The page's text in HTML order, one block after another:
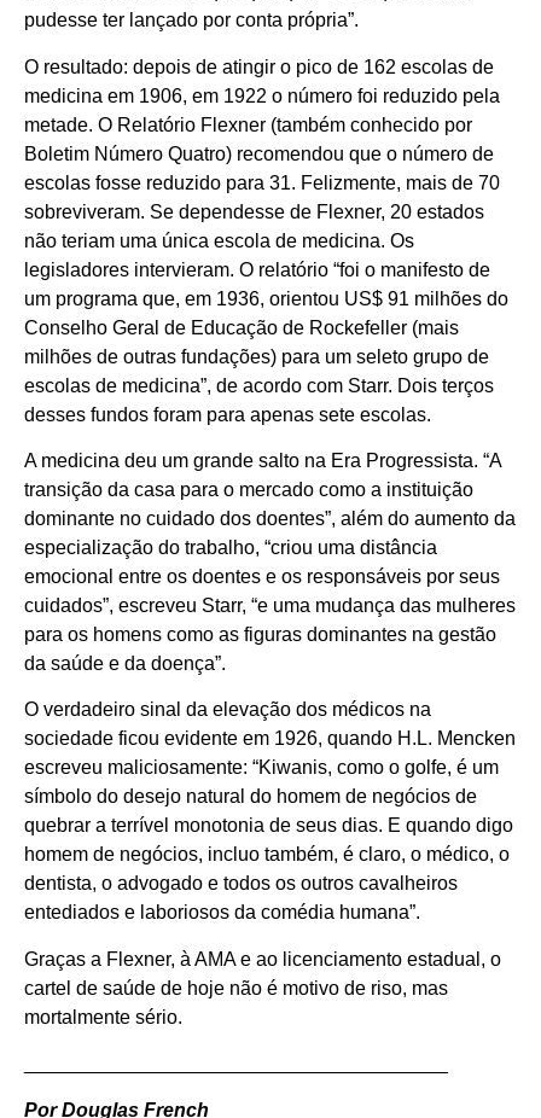
pudesse ter lançado por conta própria”.
O resultado: depois de atingir o pico de 162 escolas de
medicina em 1906, em 1922 o número foi reduzido pela
metade. O Relatório Flexner (também conhecido por
Boletim Número Quatro) recomendou que o número de
escolas fosse reduzido para 31. Felizmente, mais de 70
sobreviveram. Se dependesse de Flexner, 20 estados
não teriam uma única escola de medicina. Os
legisladores intervieram. O relatório “foi o manifesto de
um programa que, em 1936, orientou US$ 91 milhões do
Conselho Geral de Educação de Rockefeller (mais
milhões de outras fundações) para um seleto grupo de
escolas de medicina”, de acordo com Starr. Dois terços
desses fundos foram para apenas sete escolas.
A medicina deu um grande salto na Era Progressista. “A
transição da casa para o mercado como a instituição
dominante no cuidado dos doentes”, além do aumento da
especialização do trabalho, “criou uma distância
emocional entre os doentes e os responsáveis por seus
cuidados”, escreveu Starr, “e uma mudança das mulheres
para os homens como as figuras dominantes na gestão
da saúde e da doença”.
O verdadeiro sinal da elevação dos médicos na
sociedade ficou evidente em 1926, quando H.L. Mencken
escreveu maliciosamente: “Kiwanis, como o golfe, é um
símbolo do desejo natural do homem de negócios de
quebrar a terrível monotonia de seus dias. E quando digo
homem de negócios, incluo também, é claro, o médico, o
dentista, o advogado e todos os outros cavalheiros
entediados e laboriosos da comédia humana”.
Graças a Flexner, à AMA e ao licenciamento estadual, o
cartel de saúde de hoje não é motivo de riso, mas
mortalmente sério.
Por Douglas French